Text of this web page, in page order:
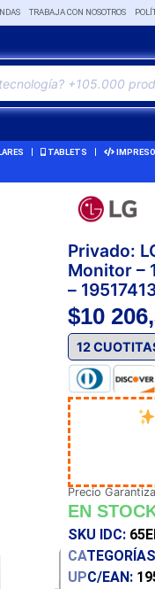
TRABAJA CON NOSOTROS
TABLETS
Privado:
Monitor –
–
$10
Precio
EN
SKU IDC:
UPC/EAN: